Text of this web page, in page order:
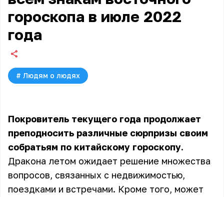
гороскопа в июле 2022
года
# Людям о людях
Покровитель текущего года продолжает
преподносить различные сюрпризы своим
собратьям по китайскому гороскопу.
Дракона летом ожидает решение множества
вопросов, связанных с недвижимостью,
поездками и встречами. Кроме того, может